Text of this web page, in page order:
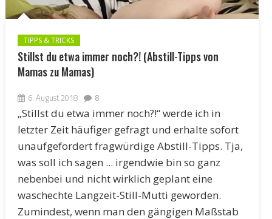
TIPPS & TRICKS
Stillst du etwa immer noch?! (Abstill-Tipps von
Mamas zu Mamas)
6. August 2018 8
„Stillst du etwa immer noch?!“ werde ich in
letzter Zeit häufiger gefragt und erhalte sofort
unaufgefordert fragwürdige Abstill-Tipps. Tja,
was soll ich sagen ... irgendwie bin so ganz
nebenbei und nicht wirklich geplant eine
waschechte Langzeit-Still-Mutti geworden.
Zumindest, wenn man den gängigen Maßstab